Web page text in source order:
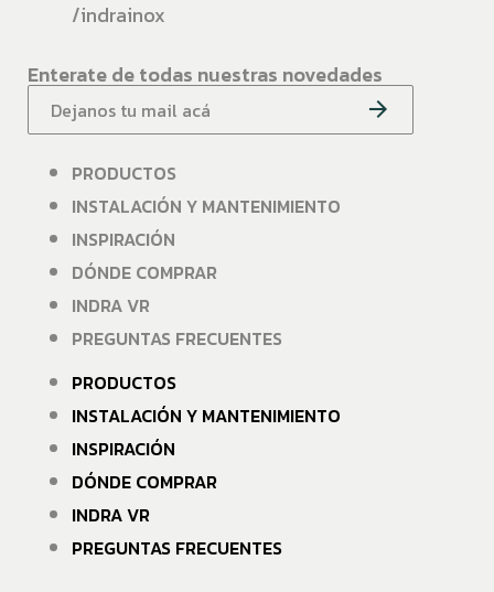
/indrainox
Enterate de todas nuestras novedades
PRODUCTOS
INSTALACIÓN Y MANTENIMIENTO
INSPIRACIÓN
DÓNDE COMPRAR
INDRA VR
PREGUNTAS FRECUENTES
PRODUCTOS
INSTALACIÓN Y MANTENIMIENTO
INSPIRACIÓN
DÓNDE COMPRAR
INDRA VR
PREGUNTAS FRECUENTES